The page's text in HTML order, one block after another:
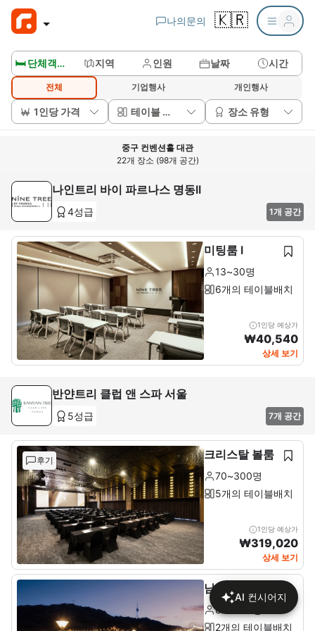
나의문의 🇰🇷
🛏️ 단체객실보기 지역 인원 날짜 시간
전체 기업행사 개인행사
1인당 가격 테이블 배치 장소 유형
중구 컨벤션홀 대관
22개 장소 (98개 공간)
나인트리 바이 파르나스 명동II
4성급 1개 공간
미팅룸 I
13~30명
6개의 테이블배치
1인당 예상가
₩40,540
상세 보기
반얀트리 클럽 앤 스파 서울
5성급 7개 공간
후기 크리스탈 볼룸
70~300명
5개의 테이블배치
1인당 예상가
₩319,020
상세 보기
남산 테라스
80~200명
2개의 테이블배치
AI 컨시어지